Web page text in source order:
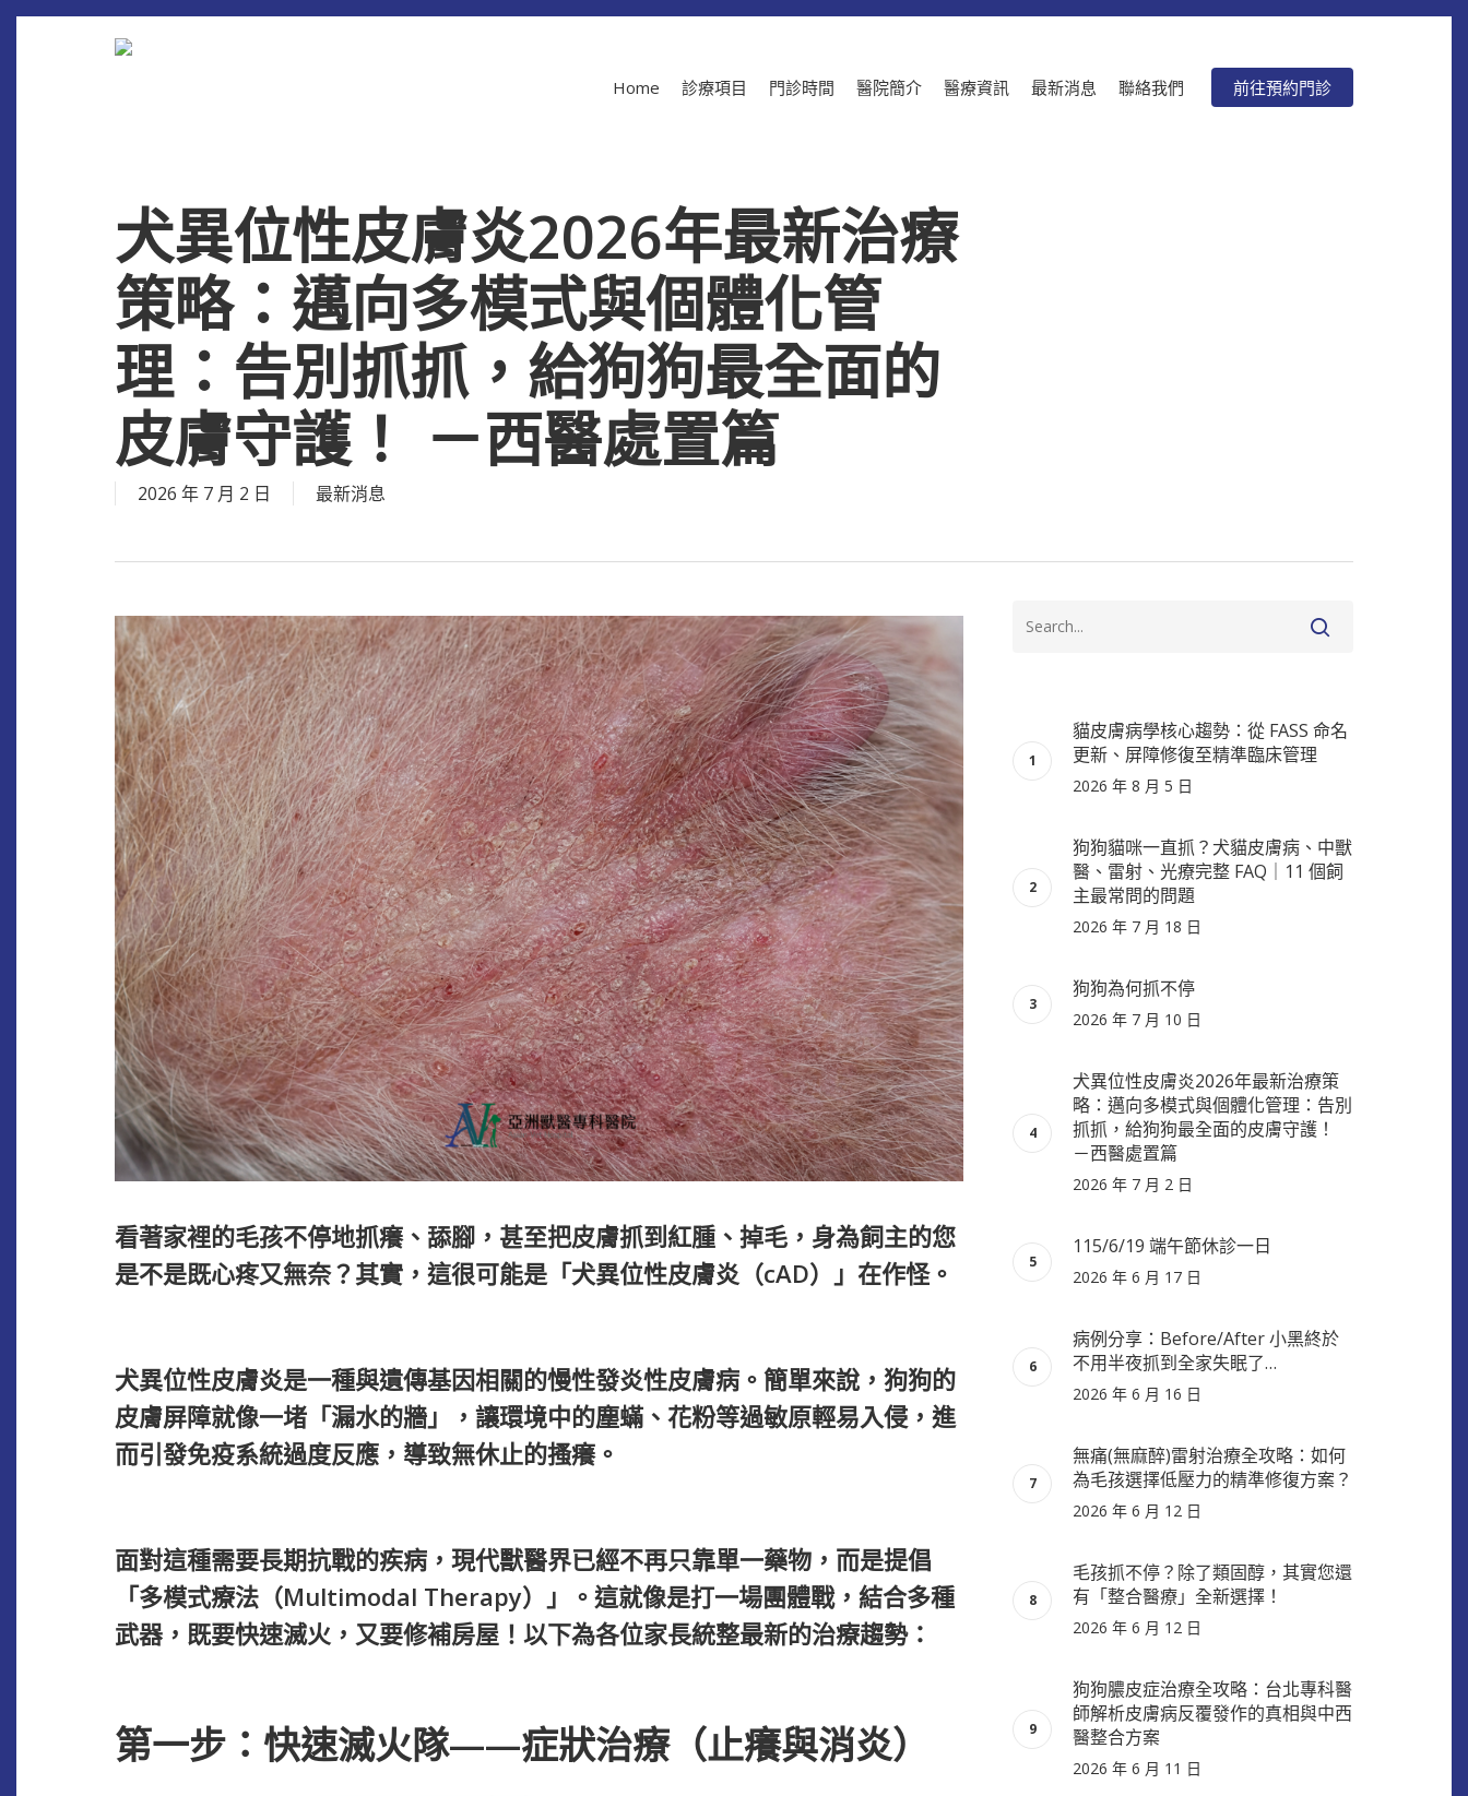
Skip
Home 診療項目 門診時間 醫院簡介 醫療資訊 最新消息 聯絡我們 前往預約門診
犬異位性皮膚炎2026年最新治療
策略：邁向多模式與個體化管
理：告別抓抓，給狗狗最全面的
皮膚守護！ －西醫處置篇
2026 年 7 月 2 日 最新消息
看著家裡的毛孩不停地抓癢、舔腳，甚至把皮膚抓到紅腫、掉毛，身為飼主的您
是不是既心疼又無奈？其實，這很可能是「犬異位性皮膚炎（cAD）」在作怪。
犬異位性皮膚炎是一種與遺傳基因相關的慢性發炎性皮膚病。簡單來說，狗狗的
皮膚屏障就像一堵「漏水的牆」，讓環境中的塵蟎、花粉等過敏原輕易入侵，進
而引發免疫系統過度反應，導致無休止的搔癢。
面對這種需要長期抗戰的疾病，現代獸醫界已經不再只靠單一藥物，而是提倡
「多模式療法（Multimodal Therapy）」。這就像是打一場團體戰，結合多種
武器，既要快速滅火，又要修補房屋！以下為各位家長統整最新的治療趨勢：
第一步：快速滅火隊——症狀治療（止癢與消炎）
貓皮膚病學核心趨勢：從 FASS 命名
更新、屏障修復至精準臨床管理
2026 年 8 月 5 日
狗狗貓咪一直抓？犬貓皮膚病、中獸
醫、雷射、光療完整 FAQ｜11 個飼
主最常問的問題
2026 年 7 月 18 日
狗狗為何抓不停
2026 年 7 月 10 日
犬異位性皮膚炎2026年最新治療策
略：邁向多模式與個體化管理：告別
抓抓，給狗狗最全面的皮膚守護！
－西醫處置篇
2026 年 7 月 2 日
115/6/19 端午節休診一日
2026 年 6 月 17 日
病例分享：Before/After 小黑終於
不用半夜抓到全家失眠了…
2026 年 6 月 16 日
無痛(無麻醉)雷射治療全攻略：如何
為毛孩選擇低壓力的精準修復方案？
2026 年 6 月 12 日
毛孩抓不停？除了類固醇，其實您還
有「整合醫療」全新選擇！
2026 年 6 月 12 日
狗狗膿皮症治療全攻略：台北專科醫
師解析皮膚病反覆發作的真相與中西
醫整合方案
2026 年 6 月 11 日